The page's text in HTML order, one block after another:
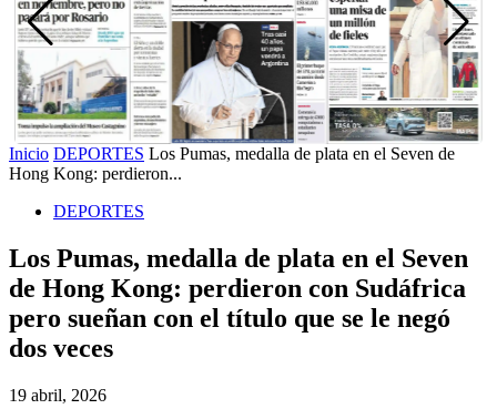
Inicio DEPORTES Los Pumas, medalla de plata en el Seven de
Hong Kong: perdieron...
DEPORTES
Los Pumas, medalla de plata en el Seven
de Hong Kong: perdieron con Sudáfrica
pero sueñan con el título que se le negó
dos veces
19 abril, 2026